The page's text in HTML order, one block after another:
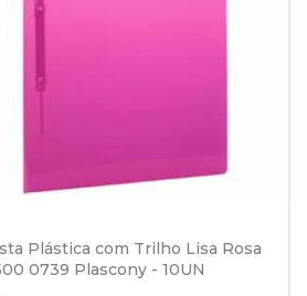
Plástica com Trilho Lisa Rosa
0739 Plascony - 10UN